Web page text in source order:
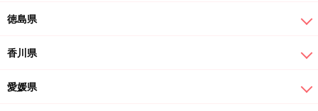
徳島県
香川県
愛媛県